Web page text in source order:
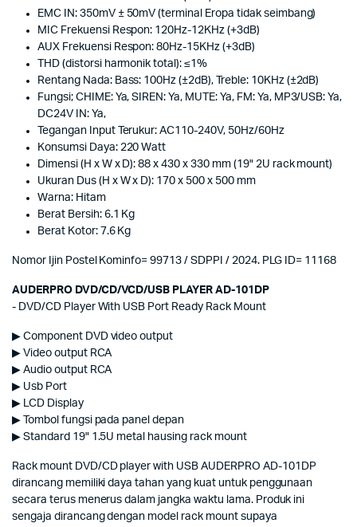
EMC IN: 350mV ± 50mV (terminal Eropa tidak seimbang)
MIC Frekuensi Respon: 120Hz-12KHz (+3dB)
AUX Frekuensi Respon: 80Hz-15KHz (+3dB)
THD (distorsi harmonik total): ≤1%
Rentang Nada: Bass: 100Hz (±2dB), Treble: 10KHz (±2dB)
Fungsi; CHIME: Ya, SIREN: Ya, MUTE: Ya, FM: Ya, MP3/USB: Ya,
DC24V IN: Ya,
Tegangan Input Terukur: AC110-240V, 50Hz/60Hz
Konsumsi Daya: 220 Watt
Dimensi (H x W x D): 88 x 430 x 330 mm (19" 2U rack mount)
Ukuran Dus (H x W x D): 170 x 500 x 500 mm
Warna: Hitam
Berat Bersih: 6.1 Kg
Berat Kotor: 7.6 Kg
Nomor Ijin Postel Kominfo= 99713 / SDPPI / 2024. PLG ID= 11168
AUDERPRO DVD/CD/VCD/USB PLAYER AD-101DP
- DVD/CD Player With USB Port Ready Rack Mount
▶ Component DVD video output
▶ Video output RCA
▶ Audio output RCA
▶ Usb Port
▶ LCD Display
▶ Tombol fungsi pada panel depan
▶ Standard 19" 1.5U metal hausing rack mount
Rack mount DVD/CD player with USB AUDERPRO AD-101DP
dirancang memiliki daya tahan yang kuat untuk penggunaan
secara terus menerus dalam jangka waktu lama. Produk ini
sengaja dirancang dengan model rack mount supaya